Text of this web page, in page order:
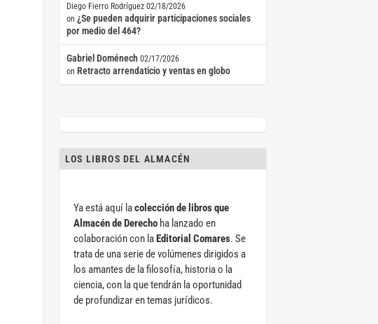
Diego Fierro Rodríguez 02/18/2026
on ¿Se pueden adquirir participaciones sociales
por medio del 464?
Gabriel Doménech 02/17/2026
on Retracto arrendaticio y ventas en globo
LOS LIBROS DEL ALMACÉN
Ya está aquí lacolección de libros que
Almacén de Derechoha lanzado en
colaboración con laEditorial Comares. Se
trata de una serie de volúmenes dirigidos a
los amantes de la filosofía, historia o la
ciencia, con la que tendrán la oportunidad
de profundizar en temas jurídicos.